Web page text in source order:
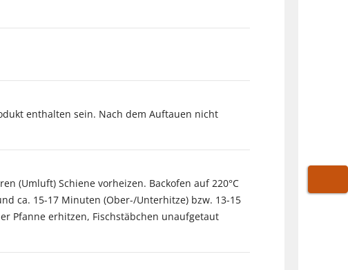
enthalten sein. Nach dem Auftauen nicht
(Umluft) Schiene vorheizen. Backofen auf 220°C
ca. 15-17 Minuten (Ober-/Unterhitze) bzw. 13-15
Pfanne erhitzen, Fischstäbchen unaufgetaut